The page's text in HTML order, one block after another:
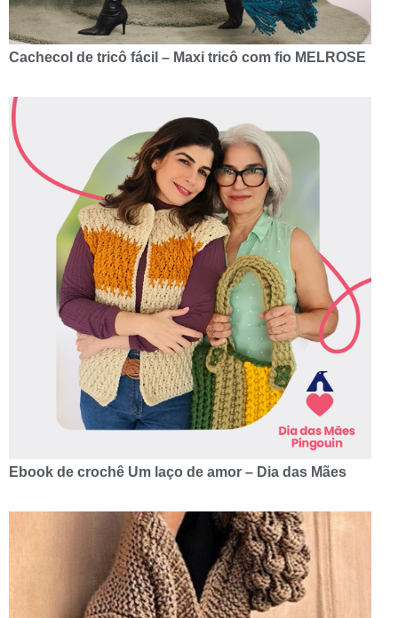
Cachecol de tricô fácil – Maxi tricô com fio MELROSE
Ebook de crochê Um laço de amor – Dia das Mães